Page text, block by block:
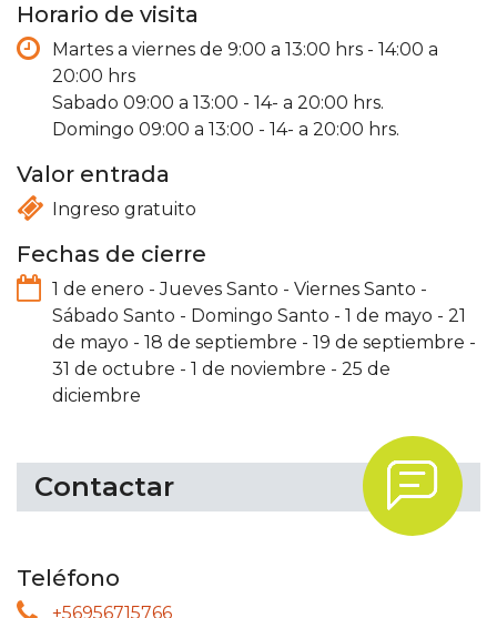
Horario de visita
Martes a viernes de 9:00 a 13:00 hrs - 14:00 a
20:00 hrs
Sabado 09:00 a 13:00 - 14- a 20:00 hrs.
Domingo 09:00 a 13:00 - 14- a 20:00 hrs.
Valor entrada
Ingreso gratuito
Fechas de cierre
1 de enero -Jueves Santo - Viernes Santo -
Sábado Santo - Domingo Santo - 1 de mayo - 21
de mayo - 18 de septiembre - 19 de septiembre -
31 de octubre - 1 de noviembre - 25 de
diciembre
Contactar .
Teléfono
+56956715766